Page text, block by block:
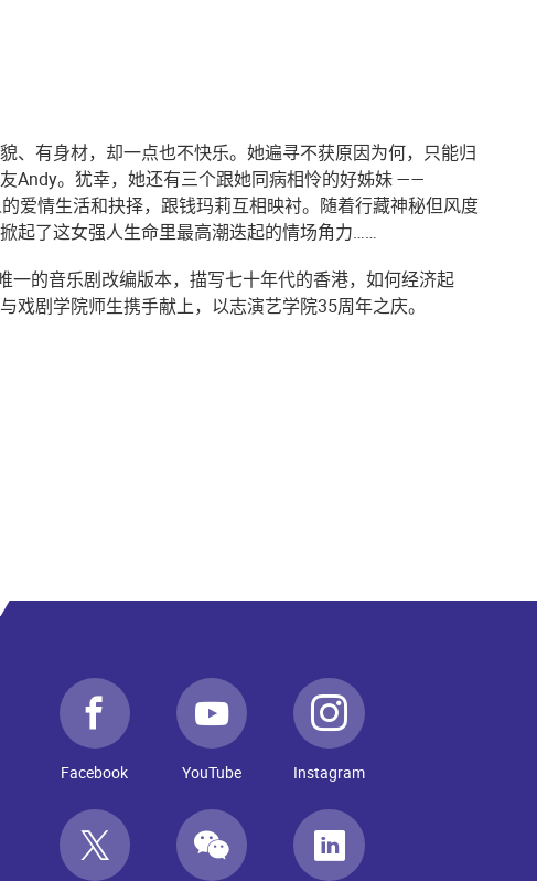
、有身材，却一点也不快乐。她遍寻不获原因为何，只能归
Andy。犹幸，她还有三个跟她同病相怜的好姊妹 ——
爱情生活和抉择，跟钱玛莉互相映衬。随着行藏神秘但风度
起了这女强人生命里最高潮迭起的情场角力……
一的音乐剧改编版本，描写七十年代的香港，如何经济起
戏剧学院师生携手献上，以志演艺学院35周年之庆。
Facebook YouTube Instagram